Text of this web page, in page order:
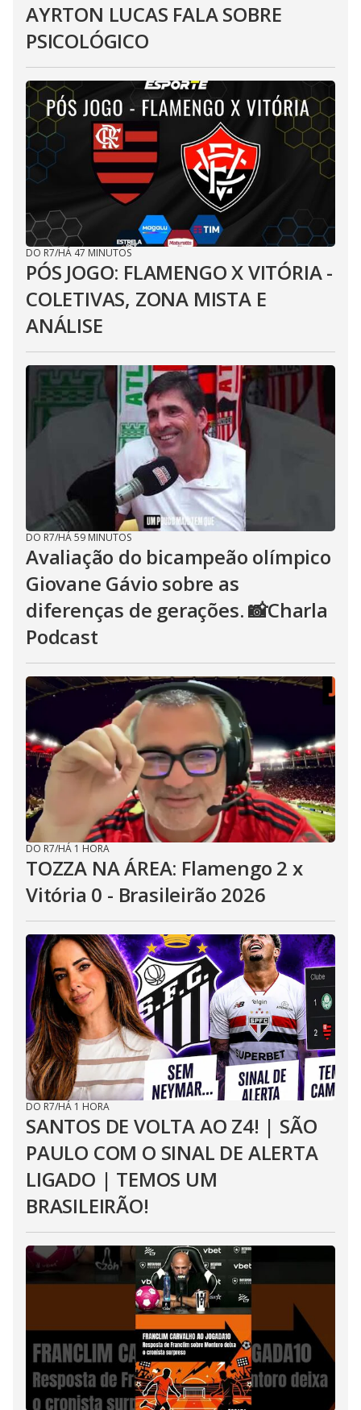
AYRTON LUCAS FALA SOBRE
PSICOLÓGICO
DO R7/HÁ 47 MINUTOS
PÓS JOGO: FLAMENGO X VITÓRIA -
COLETIVAS, ZONA MISTA E
ANÁLISE
DO R7/HÁ 59 MINUTOS
Avaliação do bicampeão olímpico
Giovane Gávio sobre as
diferenças de gerações. 📸Charla
Podcast
DO R7/HÁ 1 HORA
TOZZA NA ÁREA: Flamengo 2 x
Vitória 0 - Brasileirão 2026
DO R7/HÁ 1 HORA
SANTOS DE VOLTA AO Z4! | SÃO
PAULO COM O SINAL DE ALERTA
LIGADO | TEMOS UM
BRASILEIRÃO!